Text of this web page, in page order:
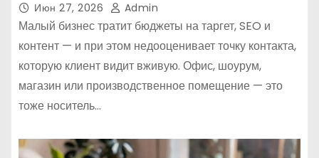
Июн 27, 2026 Admin
Малый бизнес тратит бюджеты на таргет, SEO и
контент — и при этом недооценивает точку контакта,
которую клиент видит вживую. Офис, шоурум,
магазин или производственное помещение — это
тоже носитель…